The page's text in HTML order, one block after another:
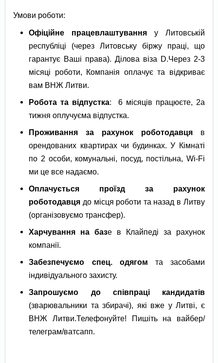
Умови роботи:
Офіційне працевлаштування у Литовській
республіці (через Литовську біржу праці, що
гарантує Ваші права). Ділова віза D.Через 2-3
місяці роботи, Компанія оплачує та відкриває
вам ВНЖ Литви.
Робота та відпустка: 6 місяців працюєте, 2а
тижня оплучуєма відпустка.
Проживання за рахунок роботодавцяв
орендованих квартирах чи будинках. У Кімнаті
по 2 особи, комунальні, посуд, постільна, Wi-Fi
ми це все надаємо.
Оплачується проїзд за рахунок
роботодавця до місця роботи та назад в Литву
(організовуємо трансфер).
Харчування на базе в Клайпеді за рахунок
компанії.
Забезпечуємо спец. одягом та засобами
індивідуального захисту.
Запрошуємо до співпраці кандидатів
(зварювальники та збирачі), які вже у Литві, є
ВНЖ Литви.Телефонуйте! Пишіть на вайбер/
телеграм/ватсапп.